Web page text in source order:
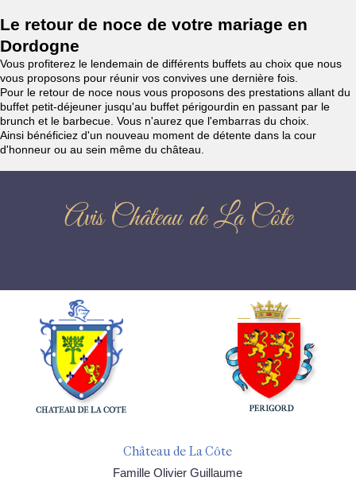
Le retour de noce de votre mariage en
Dordogne
Vous profiterez le lendemain de différents buffets au choix que nous
vous proposons pour réunir vos convives une dernière fois.
Pour le retour de noce nous vous proposons des prestations allant du
buffet petit-déjeuner jusqu'au buffet périgourdin en passant par le
brunch et le barbecue. Vous n'aurez que l'embarras du choix.
Ainsi bénéficiez d'un nouveau moment de détente dans la cour
d'honneur ou au sein même du château.
Avis Château de La Côte
Château de La Côte
Famille Olivier Guillaume